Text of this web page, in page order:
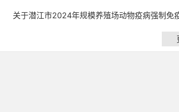
关于潜江市2024年规模养殖场动物疫病强制免